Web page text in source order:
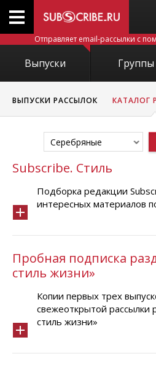
Отправляет email-рассылки с
Выпуски Группы
ВЫПУСКИ РАССЫЛОК КАТАЛОГ
Серебряные
Subscribe. Стиль
Подборка редакции
интересных материалов
Пробная подписка
стиль жизни»
Копии первых трех
свежеоткрытой рассылки
стиль жизни»